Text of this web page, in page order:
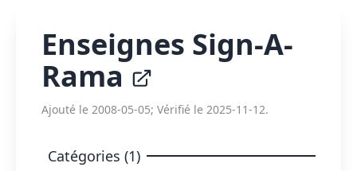
Enseignes Sign-A-
Rama
Ajouté le 2008-05-05; Vérifié le 2025-11-12.
Catégories (1)